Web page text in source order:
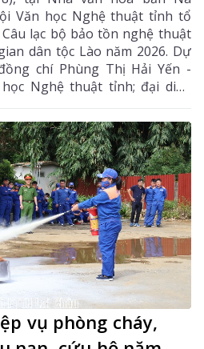
Văn học Nghệ thuật tỉnh tổ
lạc bộ bảo tồn nghệ thuật
dân tộc Lào năm 2026. Dự
chí Phùng Thị Hải Yến -
Nghệ thuật tỉnh; đại diện
xã Bản Bo và 24 thành viên
vụ phòng cháy,